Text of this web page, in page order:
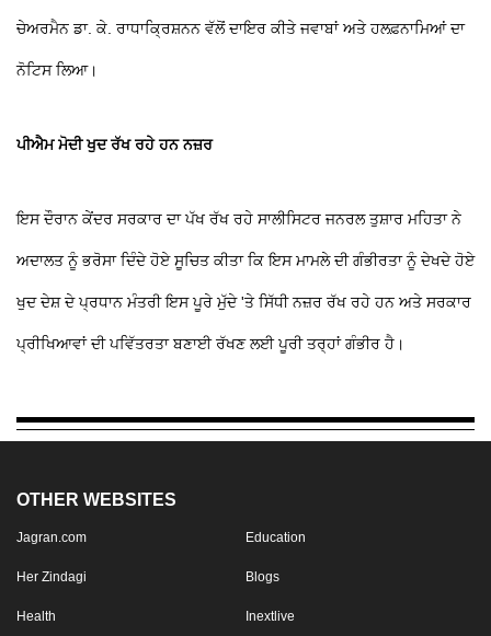
ਚੇਅਰਮੈਨ ਡਾ. ਕੇ. ਰਾਧਾਕ੍ਰਿਸ਼ਨਨ ਵੱਲੋਂ ਦਾਇਰ ਕੀਤੇ ਜਵਾਬਾਂ ਅਤੇ ਹਲਫ਼ਨਾਮਿਆਂ ਦਾ
ਨੋਟਿਸ ਲਿਆ।
ਪੀਐਮ ਮੋਦੀ ਖੁਦ ਰੱਖ ਰਹੇ ਹਨ ਨਜ਼ਰ
ਇਸ ਦੌਰਾਨ ਕੇਂਦਰ ਸਰਕਾਰ ਦਾ ਪੱਖ ਰੱਖ ਰਹੇ ਸਾਲੀਸਿਟਰ ਜਨਰਲ ਤੁਸ਼ਾਰ ਮਹਿਤਾ ਨੇ
ਅਦਾਲਤ ਨੂੰ ਭਰੋਸਾ ਦਿੰਦੇ ਹੋਏ ਸੂਚਿਤ ਕੀਤਾ ਕਿ ਇਸ ਮਾਮਲੇ ਦੀ ਗੰਭੀਰਤਾ ਨੂੰ ਦੇਖਦੇ ਹੋਏ
ਖੁਦ ਦੇਸ਼ ਦੇ ਪ੍ਰਧਾਨ ਮੰਤਰੀ ਇਸ ਪੂਰੇ ਮੁੱਦੇ 'ਤੇ ਸਿੱਧੀ ਨਜ਼ਰ ਰੱਖ ਰਹੇ ਹਨ ਅਤੇ ਸਰਕਾਰ
ਪ੍ਰੀਖਿਆਵਾਂ ਦੀ ਪਵਿੱਤਰਤਾ ਬਣਾਈ ਰੱਖਣ ਲਈ ਪੂਰੀ ਤਰ੍ਹਾਂ ਗੰਭੀਰ ਹੈ।
OTHER WEBSITES
Jagran.com Education
Her Zindagi Blogs
Health Inextlive